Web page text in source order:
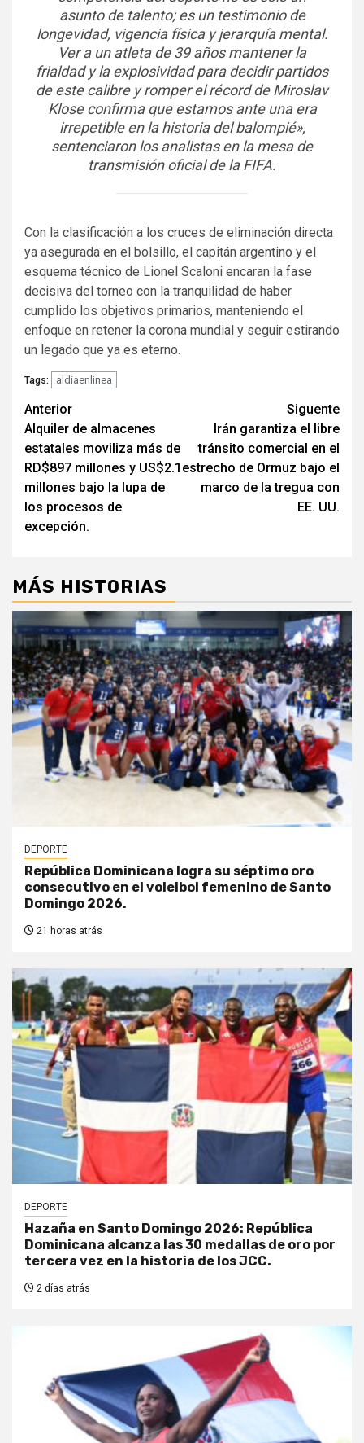
asunto de talento; es un testimonio de
longevidad, vigencia física y jerarquía mental.
Ver a un atleta de 39 años mantener la
frialdad y la explosividad para decidir partidos
de este calibre y romper el récord de Miroslav
Klose confirma que estamos ante una era
irrepetible en la historia del balompié»,
sentenciaron los analistas en la mesa de
transmisión oficial de la FIFA.
Con la clasificación a los cruces de eliminación directa
ya asegurada en el bolsillo, el capitán argentino y el
esquema técnico de Lionel Scaloni encaran la fase
decisiva del torneo con la tranquilidad de haber
cumplido los objetivos primarios, manteniendo el
enfoque en retener la corona mundial y seguir estirando
un legado que ya es eterno.
Tags: aldiaenlinea
Navegación
de
entradas
Anterior
Alquiler de almacenes
estatales moviliza más de
RD$897 millones y US$2.1
millones bajo la lupa de
los procesos de
excepción.
Siguente
Irán garantiza el libre
tránsito comercial en el
estrecho de Ormuz bajo el
marco de la tregua con
EE. UU.
MÁS HISTORIAS
DEPORTE
República Dominicana logra su séptimo oro
consecutivo en el voleibol femenino de Santo
Domingo 2026.
21 horas atrás
DEPORTE
Hazaña en Santo Domingo 2026: República
Dominicana alcanza las 30 medallas de oro por
tercera vez en la historia de los JCC.
2 días atrás